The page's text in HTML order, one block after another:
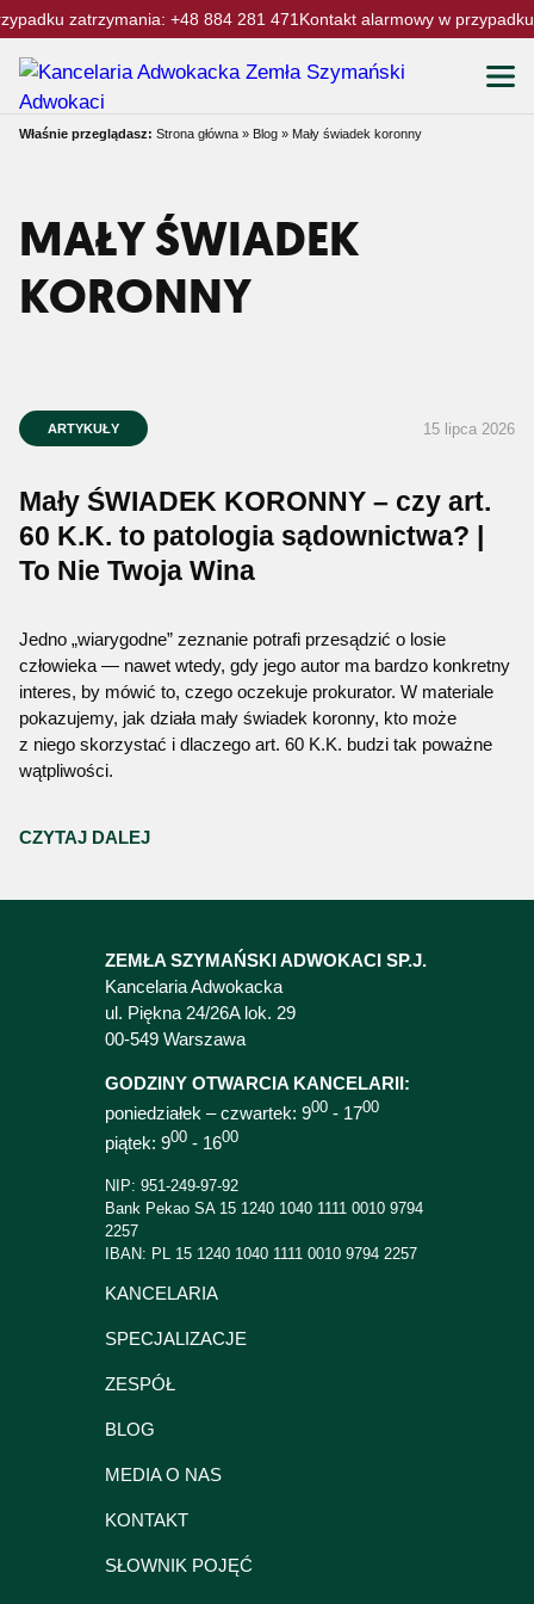
zatrzymania: +48 884 281 471Kontakt alarmowy w
Właśnie przeglądasz: Strona główna » Blog » Mały świadek koronny
MAŁY ŚWIADEK
KORONNY
ARTYKUŁY 15 lipca 2026
Mały ŚWIADEK KORONNY – czy art.
60 K.K. to patologia sądownictwa? |
To Nie Twoja Wina
Jedno „wiarygodne” zeznanie potrafi przesądzić o losie
człowieka — nawet wtedy, gdy jego autor ma bardzo konkretny
interes, by mówić to, czego oczekuje prokurator. W materiale
pokazujemy, jak działa mały świadek koronny, kto może
z niego skorzystać i dlaczego art. 60 K.K. budzi tak poważne
wątpliwości.
CZYTAJ DALEJ
ZEMŁA SZYMAŃSKI ADWOKACI SP.J.
Kancelaria Adwokacka
ul. Piękna 24/26A lok. 29
00-549 Warszawa
GODZINY OTWARCIA KANCELARII:
poniedziałek – czwartek: 900 - 1700
piątek: 900 - 1600
NIP: 951-249-97-92
Bank Pekao SA 15 1240 1040 1111 0010 9794
2257
IBAN: PL 15 1240 1040 1111 0010 9794 2257
KANCELARIA
SPECJALIZACJE
ZESPÓŁ
BLOG
MEDIA O NAS
KONTAKT
SŁOWNIK POJĘĆ